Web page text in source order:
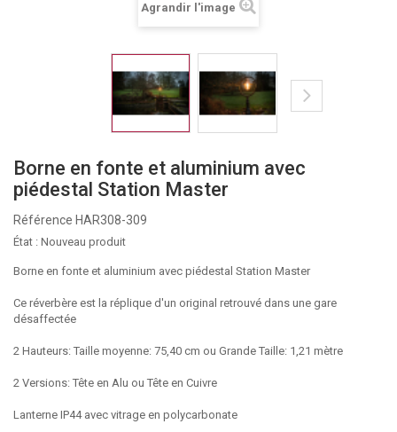
Agrandir l'image
Borne en fonte et aluminium avec
piédestal Station Master
Référence HAR308-309
État : Nouveau produit
Borne en fonte et aluminium avec piédestal Station Master
Ce réverbère est la réplique d'un original retrouvé dans une gare
désaffectée
2 Hauteurs: Taille moyenne: 75,40 cm ou Grande Taille: 1,21 mètre
2 Versions: Tête en Alu ou Tête en Cuivre
Lanterne IP44 avec vitrage en polycarbonate